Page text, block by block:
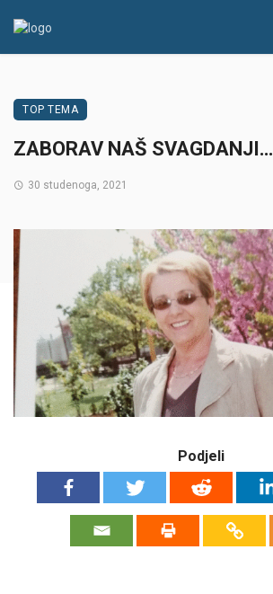
TOP TEMA
ZABORAV NAŠ SVAGDANJI…
30 studenoga, 2021
Podjeli